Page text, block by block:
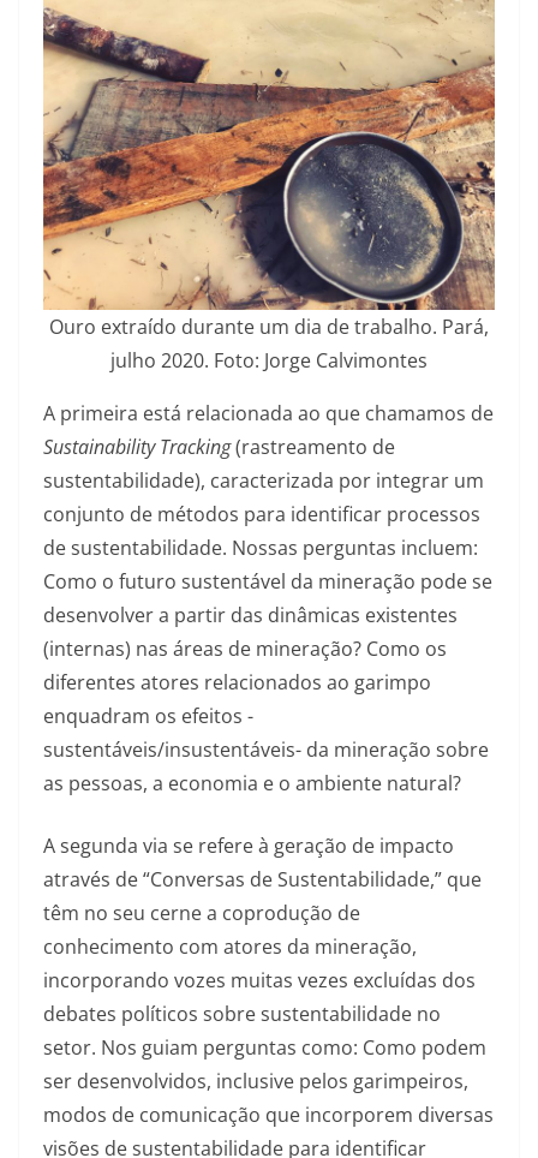
Ouro extraído durante um dia de trabalho. Pará,
julho 2020. Foto: Jorge Calvimontes
A primeira está relacionada ao que chamamos de
Sustainability Tracking(rastreamento de
sustentabilidade), caracterizada por integrar um
conjunto de métodos para identificar processos
de sustentabilidade. Nossas perguntas incluem:
Como o futuro sustentável da mineração pode se
desenvolver a partir das dinâmicas existentes
(internas) nas áreas de mineração? Como os
diferentes atores relacionados ao garimpo
enquadram os efeitos -
sustentáveis/insustentáveis- da mineração sobre
as pessoas, a economia e o ambiente natural?
A segunda via se refere à geração de impacto
através de “Conversas de Sustentabilidade,” que
têm no seu cerne a coprodução de
conhecimento com atores da mineração,
incorporando vozes muitas vezes excluídas dos
debates políticos sobre sustentabilidade no
setor. Nos guiam perguntas como: Como podem
ser desenvolvidos, inclusive pelos garimpeiros,
modos de comunicação que incorporem diversas
visões de sustentabilidade para identificar